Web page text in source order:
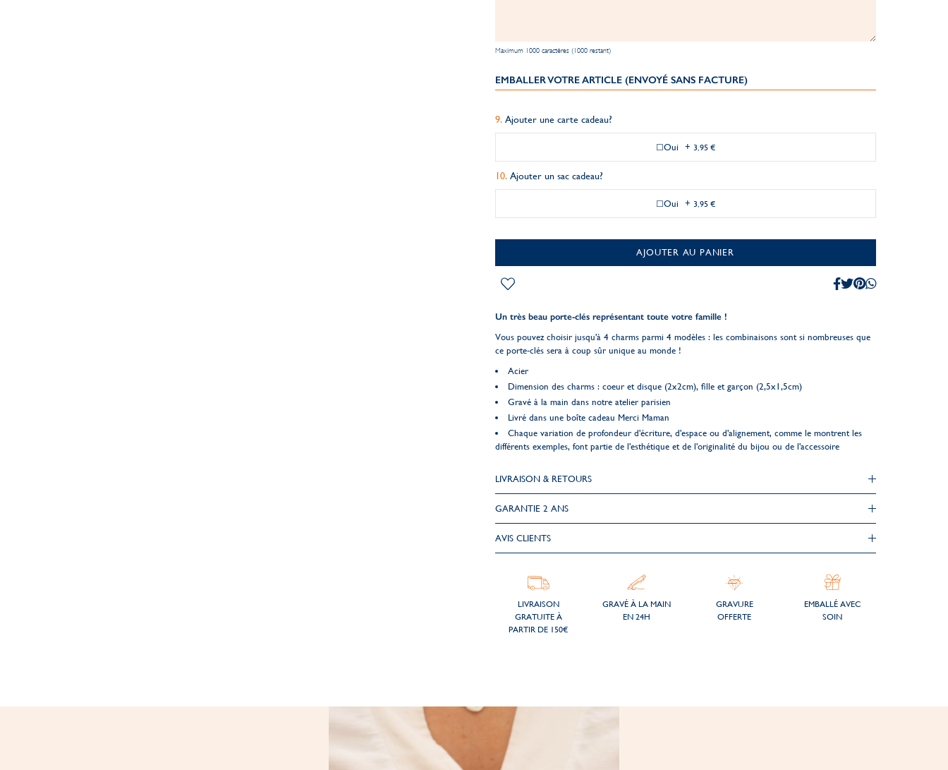
Maximum 1000 caractères (1000 restant)
EMBALLER VOTRE ARTICLE (ENVOYÉ SANS FACTURE)
Ajouter une carte cadeau?
Oui + 3,95 €
Ajouter un sac cadeau?
Oui + 3,95 €
AJOUTER AU PANIER
Un très beau porte-clés représentant toute votre famille !
Vous pouvez choisir jusqu'à 4 charms parmi 4 modèles : les combinaisons sont si nombreuses que
ce porte-clés sera à coup sûr unique au monde !
Acier
Dimension des charms : coeur et disque (2x2cm), fille et garçon (2,5x1,5cm)
Gravé à la main dans notre atelier parisien
Livré dans une boîte cadeau Merci Maman
Chaque variation de profondeur d'écriture, d'espace ou d'alignement, comme le montrent les
différents exemples, font partie de l'esthétique et de l'originalité du bijou ou de l'accessoire
LIVRAISON & RETOURS
GARANTIE 2 ANS
AVIS CLIENTS
LIVRAISON
GRATUITE À
PARTIR DE 150€
GRAVÉ À LA MAIN
EN 24H
GRAVURE
OFFERTE
EMBALLÉ AVEC
SOIN